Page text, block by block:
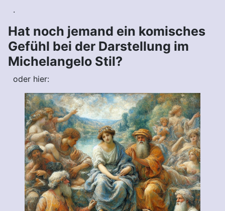
.
Hat noch jemand ein komisches
Gefühl bei der Darstellung im
Michelangelo Stil?
oder hier: